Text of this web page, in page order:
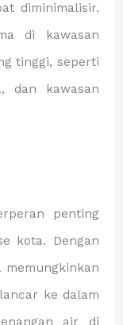
diminimalisir.
di kawasan
tinggi, seperti
dan kawasan
penting
kota. Dengan
memungkinkan
ke dalam
air di